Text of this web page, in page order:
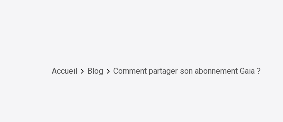
Accueil Blog Comment partager son abonnement Gaia ?